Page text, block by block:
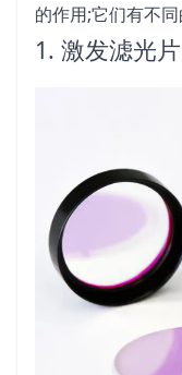
的作用;它们有不
1. 激发滤光片